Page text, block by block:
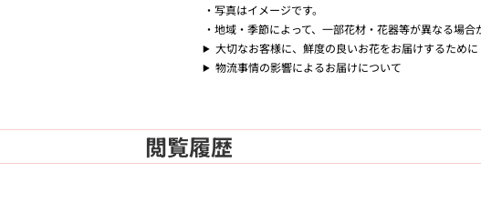
写真はイメージです。
地域・季節によって、一部花材・花器等が異なる場合
大切なお客様に、鮮度の良いお花をお届けするために
物流事情の影響によるお届けについて
閲覧履歴